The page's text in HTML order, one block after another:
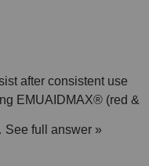
after consistent use
EMUAIDMAX® (red &
See full answer »